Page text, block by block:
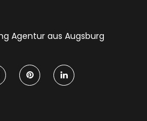
Agentur aus Augsburg